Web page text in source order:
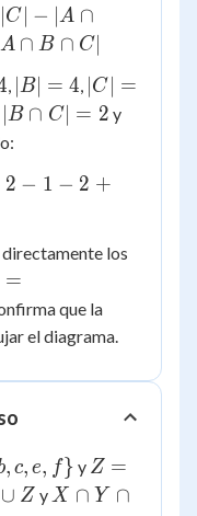
C − ∣A ∩
A ∩ B ∩ C
, |B|
=
B∣ = 4, |C|
=
C
=
|B
\cap
2
∣B ∩ C∣ = 2 y|A
2 − 1 − 2 +
los
C
=
que la
el diagrama.
, c, e, f} y Z
= \
Z =
∪ Z y X
X ∩ Y ∩